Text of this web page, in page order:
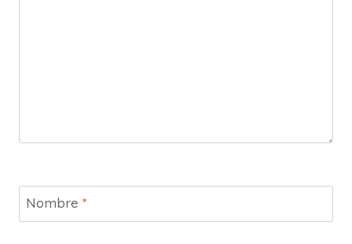
Nombre *